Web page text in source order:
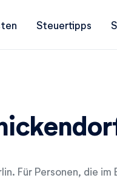
Steuertipps
Für Personen, die